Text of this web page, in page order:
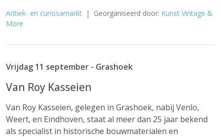
Antiek- en curiosamarkt | Georganiseerd door: Kunst Vintage &
More
Vrijdag 11 september - Grashoek
Van Roy Kasseien
Van Roy Kasseien, gelegen in Grashoek, nabij Venlo,
Weert, en Eindhoven, staat al meer dan 25 jaar bekend
als specialist in historische bouwmaterialen en